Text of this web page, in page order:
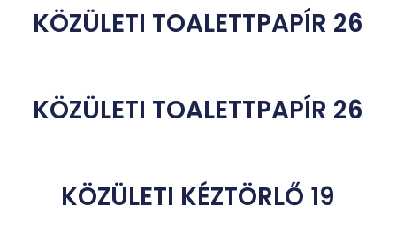
KÖZÜLETI TOALETTPAPÍR 26
KÖZÜLETI TOALETTPAPÍR 26
KÖZÜLETI KÉZTÖRLŐ 19